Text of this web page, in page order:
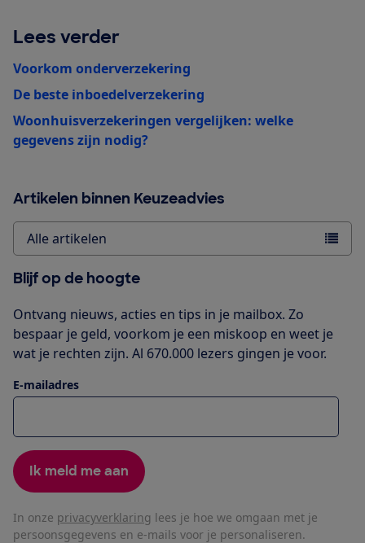
Lees verder
Voorkom onderverzekering
De beste inboedelverzekering
Woonhuisverzekeringen vergelijken: welke
gegevens zijn nodig?
Artikelen binnen Keuzeadvies
Alle artikelen
Blijf op de hoogte
Ontvang nieuws, acties en tips in je mailbox. Zo
bespaar je geld, voorkom je een miskoop en weet je
wat je rechten zijn. Al 670.000 lezers gingen je voor.
E-mailadres
Ik meld me aan
In onze privacyverklaring lees je hoe we omgaan met je
persoonsgegevens en e-mails voor je personaliseren.